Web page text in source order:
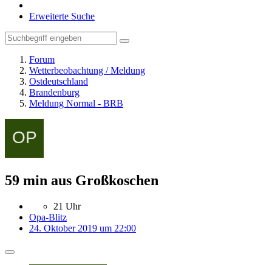
Erweiterte Suche
Forum
Wetterbeobachtung / Meldung
Ostdeutschland
Brandenburg
Meldung Normal - BRB
59 min aus Großkoschen
21 Uhr
Opa-Blitz
24. Oktober 2019 um 22:00